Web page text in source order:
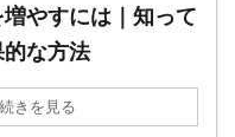
やすには｜知って
な方法
続きを見る